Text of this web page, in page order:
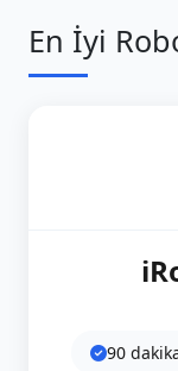
En İyi
90